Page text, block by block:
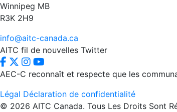
Winnipeg MB
R3K 2H9
info@aitc-canada.ca
AITC fil de nouvelles Twitter
AEC-C reconnaît et respecte que les
Légal Déclaration de confidentialité
© 2026 AITC Canada. Tous Les Droits Sont